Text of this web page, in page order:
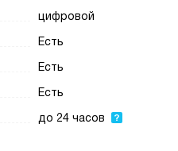
цифровой
Есть
Есть
Есть
до 24 часов